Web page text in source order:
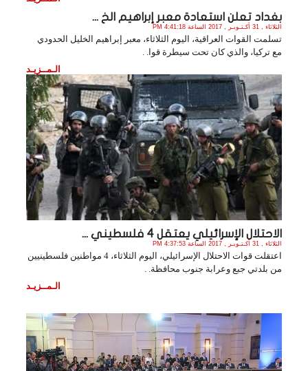
بغداد تعلن استعادة معبر إبراهيم الخ ...
الثلاثاء , 31 أكـتـوبـر , 2017 الساعة 4:41:18 PM
تسلمت القوات العراقية، اليوم الثلاثاء، معبر إبراهيم الخليل الحدودي
مع تركيا، والذي كان تحت سيطرة قوا. .
الـمــزيـد
الاحتلال الإسرائيلي يعتقل 4 فلسطيني ...
الثلاثاء , 31 أكـتـوبـر , 2017 الساعة 4:37:53 PM
اعتقلت قوات الاحتلال الإسرائيلي، اليوم الثلاثاء، 4 مواطنين فلسطينيين
من بلدتي جبع وعرابة جنوب محافظة. .
الـمــزيـد